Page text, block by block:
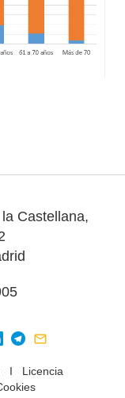
Castellana,
I Licencia